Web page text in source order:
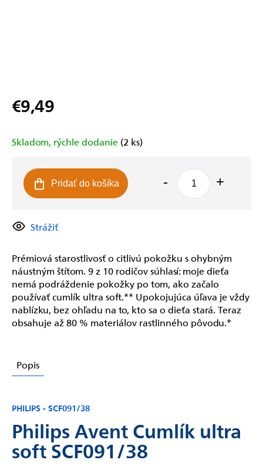
€9,49
cena:
Skladom, rýchle dodanie (2 ks)
Pridať do košíka
Prémiová starostlivosť o citlivú pokožku s ohybným
náustným štítom. 9 z 10 rodičov súhlasí: moje dieťa
nemá podráždenie pokožky po tom, ako začalo
používať cumlík ultra soft.** Upokojujúca úľava je vždy
nablízku, bez ohľadu na to, kto sa o dieťa stará. Teraz
obsahuje až 80 % materiálov rastlinného pôvodu.*
Strážiť
Popis
PHILIPS - SCF091/38
Philips Avent Cumlík ultra
soft SCF091/38